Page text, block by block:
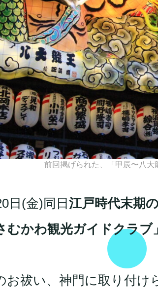
前回掲げられた、「甲辰〜八大
日(金)同日江戸時代末期
むかわ観光ガイドクラブ」
お祓い、神門に取り付け